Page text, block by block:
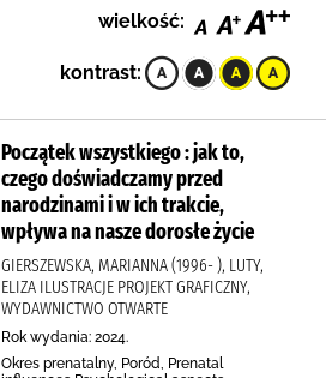
wielkość:
kontrast:
Początek wszystkiego : jak to,
czego doświadczamy przed
narodzinami i w ich trakcie,
wpływa na nasze dorosłe życie
GIERSZEWSKA, MARIANNA (1996- ), LUTY,
ELIZA ILUSTRACJE PROJEKT GRAFICZNY,
WYDAWNICTWO OTWARTE
Rok wydania: 2024.
Okres prenatalny, Poród, Prenatal